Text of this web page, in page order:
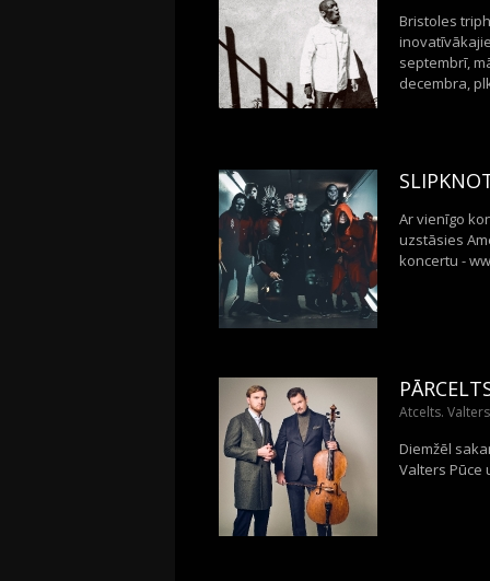
Bristoles
septembrī,
decembra,
Ar vienīgo
uzstāsies
koncertu -
Atcelts.
Diemžēl
Valters Pūce